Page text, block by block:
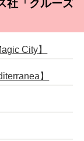
社「クルーズ
City】
】